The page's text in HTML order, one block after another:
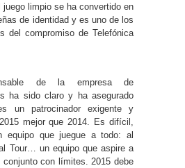
limpio se ha convertido en
de identidad y es uno de los
del compromiso de Telefónica
de la empresa de
ha sido claro y ha asegurado
un patrocinador exigente y
mejor que 2014. Es difícil,
equipo que juegue a todo: al
Tour… un equipo que aspire a
conjunto con límites. 2015 debe